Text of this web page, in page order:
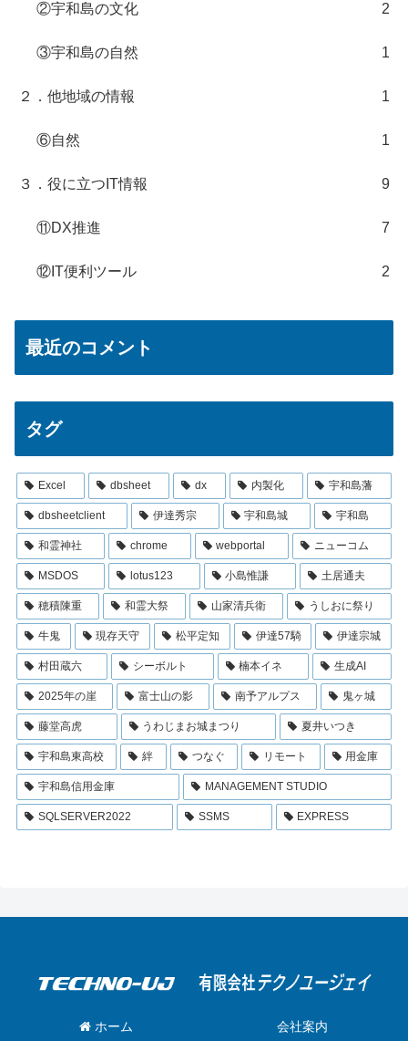
②宇和島の文化 2
③宇和島の自然 1
２．他地域の情報 1
⑥自然 1
３．役に立つIT情報 9
⑪DX推進 7
⑫IT便利ツール 2
最近のコメント
タグ
Excel dbsheet dx 内製化 宇和島藩
dbsheetclient 伊達秀宗 宇和島城 宇和島
和霊神社 chrome webportal ニューコム
MSDOS lotus123 小島惟謙 土居通夫
穂積陳重 和霊大祭 山家清兵衛 うしおに祭り
牛鬼 現存天守 松平定知 伊達57騎 伊達宗城
村田蔵六 シーボルト 楠本イネ 生成AI
2025年の崖 富士山の影 南予アルプス 鬼ヶ城
藤堂高虎 うわじまお城まつり 夏井いつき
宇和島東高校 絆 つなぐ リモート 用金庫
宇和島信用金庫 MANAGEMENT STUDIO
SQLSERVER2022 SSMS EXPRESS
ホーム 会社案内